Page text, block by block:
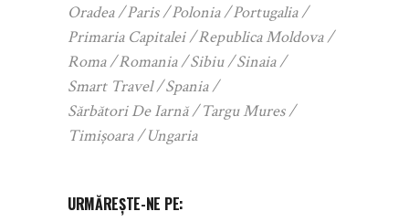
Oradea
Paris Polonia
Portugalia
Primaria Capitalei
Republica Moldova
Roma
Romania Sibiu
Sinaia
Smart Travel
Spania
Sărbători De Iarnă
Targu Mures
Timișoara
Ungaria
URMĂREȘTE-NE PE: